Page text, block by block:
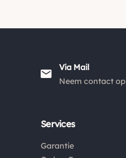
Via Mail
Neem contact op
Services
Garantie